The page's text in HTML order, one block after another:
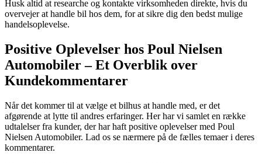
Husk altid at researche og kontakte virksomheden direkte, hvis du
overvejer at handle bil hos dem, for at sikre dig den bedst mulige
handelsoplevelse.
Positive Oplevelser hos Poul Nielsen
Automobiler – Et Overblik over
Kundekommentarer
Når det kommer til at vælge et bilhus at handle med, er det
afgørende at lytte til andres erfaringer. Her har vi samlet en række
udtalelser fra kunder, der har haft positive oplevelser med Poul
Nielsen Automobiler. Lad os se nærmere på de fælles temaer i deres
kommentarer.